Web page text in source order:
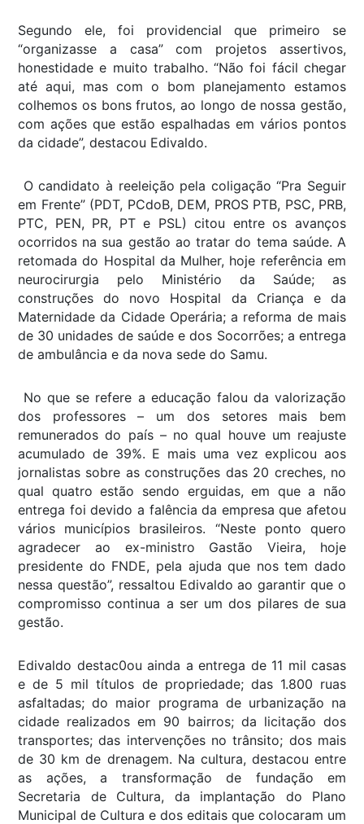
Segundo ele, foi providencial que primeiro se
“organizasse a casa” com projetos assertivos,
honestidade e muito trabalho. “Não foi fácil chegar
até aqui, mas com o bom planejamento estamos
colhemos os bons frutos, ao longo de nossa gestão,
com ações que estão espalhadas em vários pontos
da cidade”, destacou Edivaldo.
O candidato à reeleição pela coligação “Pra Seguir
em Frente” (PDT, PCdoB, DEM, PROS PTB, PSC, PRB,
PTC, PEN, PR, PT e PSL) citou entre os avanços
ocorridos na sua gestão ao tratar do tema saúde. A
retomada do Hospital da Mulher, hoje referência em
neurocirurgia pelo Ministério da Saúde; as
construções do novo Hospital da Criança e da
Maternidade da Cidade Operária; a reforma de mais
de 30 unidades de saúde e dos Socorrões; a entrega
de ambulância e da nova sede do Samu.
No que se refere a educação falou da valorização
dos professores – um dos setores mais bem
remunerados do país – no qual houve um reajuste
acumulado de 39%. E mais uma vez explicou aos
jornalistas sobre as construções das 20 creches, no
qual quatro estão sendo erguidas, em que a não
entrega foi devido a falência da empresa que afetou
vários municípios brasileiros. “Neste ponto quero
agradecer ao ex-ministro Gastão Vieira, hoje
presidente do FNDE, pela ajuda que nos tem dado
nessa questão”, ressaltou Edivaldo ao garantir que o
compromisso continua a ser um dos pilares de sua
gestão.
Edivaldo destac0ou ainda a entrega de 11 mil casas
e de 5 mil títulos de propriedade; das 1.800 ruas
asfaltadas; do maior programa de urbanização na
cidade realizados em 90 bairros; da licitação dos
transportes; das intervenções no trânsito; dos mais
de 30 km de drenagem. Na cultura, destacou entre
as ações, a transformação de fundação em
Secretaria de Cultura, da implantação do Plano
Municipal de Cultura e dos editais que colocaram um